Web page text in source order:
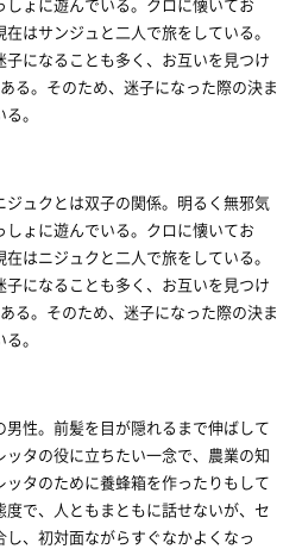
はサンジュと二人で旅をしている。
になることも多く、お互いを見つけ
る。そのため、迷子になった際の決ま
。
ュクとは双子の関係。明るく無邪気
ょに遊んでいる。クロに懐いてお
はニジュクと二人で旅をしている。
になることも多く、お互いを見つけ
る。そのため、迷子になった際の決ま
。
性。前髪を目が隠れるまで伸ばして
タの役に立ちたい一念で、農業の知
タのために養蜂箱を作ったりもして
で、人ともまともに話せないが、セ
、初対面ながらすぐなかよくなっ